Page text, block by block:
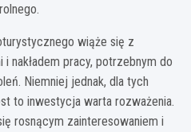
wiąże się z
nakładem pracy, potrzebnym do
Niemniej jednak, dla tych
to inwestycja warta rozważenia.
rosnącym zainteresowaniem i